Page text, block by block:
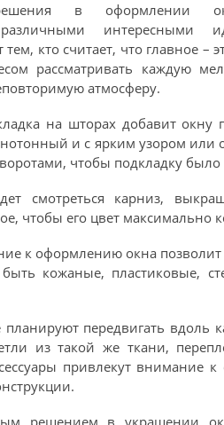
решения в оформлении
различными интересными
кто считает, что главное –
рассматривать каждую
атмосферу.
на шторах добавит окну
и с ярким узором
чтобы подкладку
смотреться карниз,
чтобы его цвет максимально
к оформлению окна
кожаные, пластиковые,
планируют передвигать
из такой же ткани,
привлекут внимание
решением в украшении